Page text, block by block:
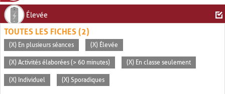
Élevée
TOUTES LES FICHES (2)
(X) En plusieurs séances (X) Élevée
(X) Activités élaborées (> 60 minutes) (X) En classe seulement
(X) Individuel (X) Sporadiques